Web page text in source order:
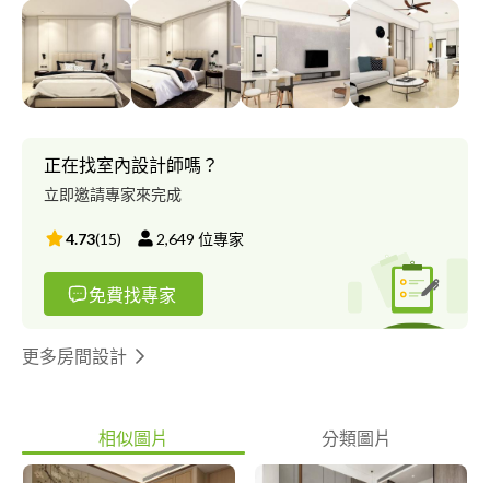
正在找室內設計師嗎？
立即邀請專家來完成
4.73(15) 2,649 位專家
免費找專家
更多房間設計
相似圖片 分類圖片